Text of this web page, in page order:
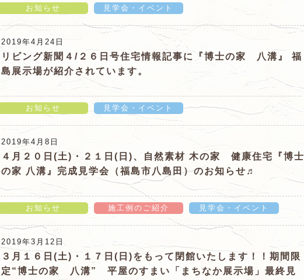
お知らせ 見学会・イベント
）リニューアルしました！！」の詳細ページ
2019年4月24日
お知らせ 見学会・イベント
リビング新聞４/２６日号住宅情報記事に『博士の家 八溝』 福
島展示場が紹介されています。
６日号住宅情報記事に『博士の家 八溝』 福島展示場が紹介さ
細ページ
2019年4月8日
お知らせ 施工例のご紹介 見学会・イベント
４月２０日(土)・２１日(日)、自然素材 木の家 健康住宅『博士
の家 八溝』完成見学会（福島市八島田）のお知らせ♬
１日(日)、自然素材 木の家 健康住宅『博士の家 八溝』完成
田）のお知らせ♬」の詳細ページ
2019年3月12日
３月１６日(土)・１７日(日)をもって閉館いたします！！期間限
定“博士の家 八溝” 平屋のすまい「まちなか展示場」最終見